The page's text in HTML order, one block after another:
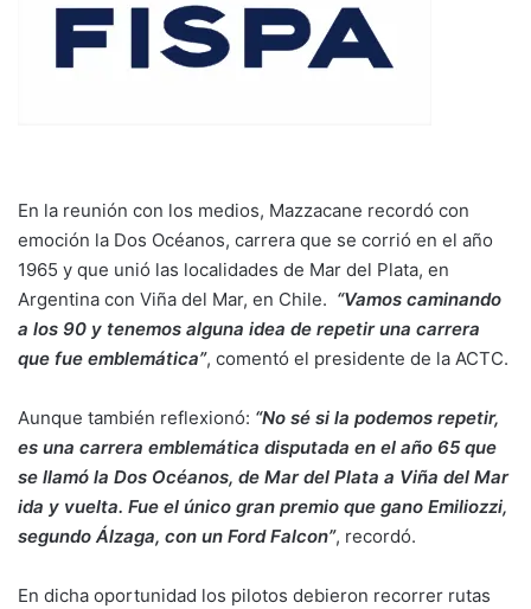
En la reunión con los medios, Mazzacane recordó con
emoción la Dos Océanos, carrera que se corrió en el año
1965 y que unió las localidades de Mar del Plata, en
Argentina con Viña del Mar, en Chile. “Vamos caminando
a los 90 y tenemos alguna idea de repetir una carrera
que fue emblemática”, comentó el presidente de la ACTC.
Aunque también reflexionó: “No sé si la podemos repetir,
es una carrera emblemática disputada en el año 65 que
se llamó la Dos Océanos, de Mar del Plata a Viña del Mar
ida y vuelta. Fue el único gran premio que gano Emiliozzi,
segundo Álzaga, con un Ford Falcon”, recordó.
En dicha oportunidad los pilotos debieron recorrer rutas